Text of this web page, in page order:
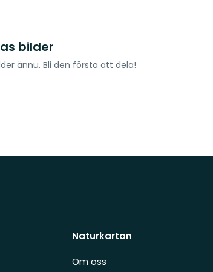
bilder
ännu. Bli den första att dela!
Naturkartan
Om oss